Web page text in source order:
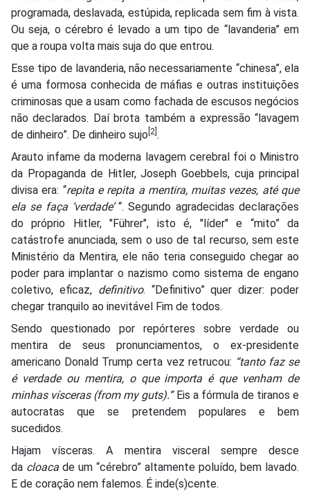
programada, deslavada, estúpida, replicada sem fim à vista.
Ou seja, o cérebro é levado a um tipo de “lavanderia” em
que a roupa volta mais suja do que entrou.
Esse tipo de lavanderia, não necessariamente “chinesa”, ela
é uma formosa conhecida de máfias e outras instituições
criminosas que a usam como fachada de escusos negócios
não declarados. Daí brota também a expressão “lavagem
de dinheiro”. De dinheiro sujo [2] .
Arauto infame da moderna lavagem cerebral foi o Ministro
da Propaganda de Hitler, Joseph Goebbels, cuja principal
divisa era: “repita e repita a mentira, muitas vezes, até que
ela se faça ‘verdade’“. Segundo agradecidas declarações
do próprio Hitler, "Führer", isto é, "líder" e “mito” da
catástrofe anunciada, sem o uso de tal recurso, sem este
Ministério da Mentira, ele não teria conseguido chegar ao
poder para implantar o nazismo como sistema de engano
coletivo, eficaz, definitivo. “Definitivo” quer dizer: poder
chegar tranquilo ao inevitável Fim de todos.
Sendo questionado por repórteres sobre verdade ou
mentira de seus pronunciamentos, o ex-presidente
americano Donald Trump certa vez retrucou: “tanto faz se
é verdade ou mentira, o que importa é que venham de
minhas vísceras (from my guts).”Eis a fórmula de tiranos e
autocratas que se pretendem populares e bem
sucedidos.
Hajam vísceras. A mentira visceral sempre desce
da cloaca de um “cérebro” altamente poluído, bem lavado.
E de coração nem falemos. É inde(s)cente.